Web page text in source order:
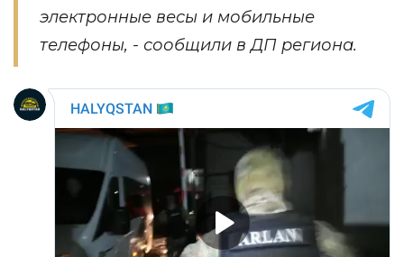
электронные весы и мобильные
телефоны, - сообщили в ДП региона.